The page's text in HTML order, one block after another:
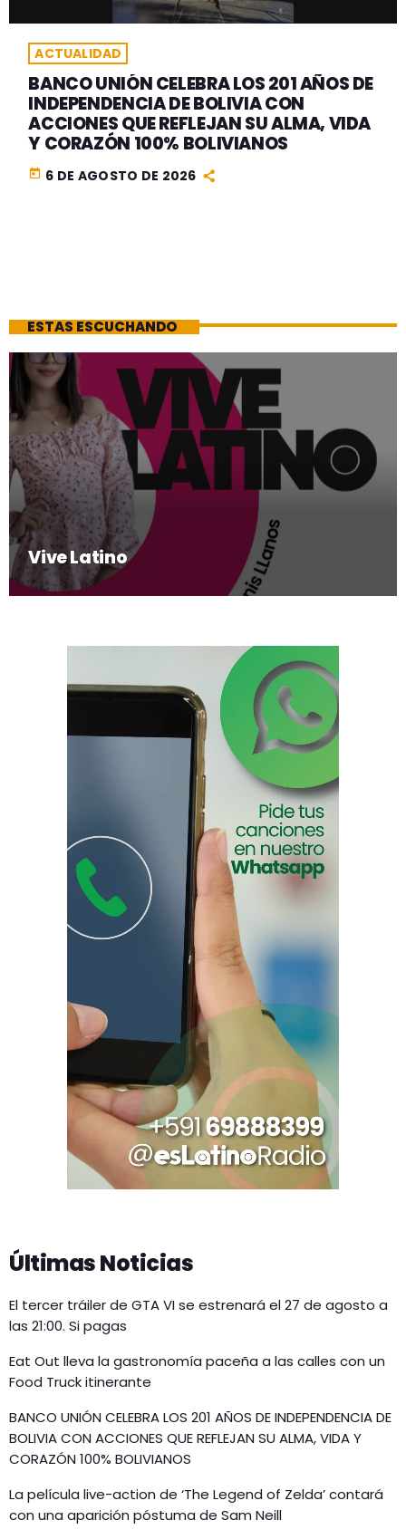
ACTUALIDAD
BANCO UNIÓN CELEBRA LOS 201 AÑOS DE
INDEPENDENCIA DE BOLIVIA CON
ACCIONES QUE REFLEJAN SU ALMA, VIDA
Y CORAZÓN 100% BOLIVIANOS
today 6 DE AGOSTO DE 2026
ESTAS ESCUCHANDO
Vive Latino
Últimas Noticias
El tercer tráiler de GTA VI se estrenará el 27 de agosto a
las 21:00. Si pagas
Eat Out lleva la gastronomía paceña a las calles con un
Food Truck itinerante
BANCO UNIÓN CELEBRA LOS 201 AÑOS DE INDEPENDENCIA DE
BOLIVIA CON ACCIONES QUE REFLEJAN SU ALMA, VIDA Y
CORAZÓN 100% BOLIVIANOS
La película live-action de ‘The Legend of Zelda’ contará
con una aparición póstuma de Sam Neill